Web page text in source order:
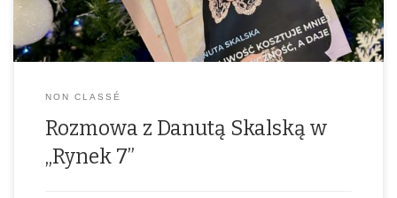
NON CLASSÉ
Rozmowa z Danutą Skalską w
„Rynek 7”